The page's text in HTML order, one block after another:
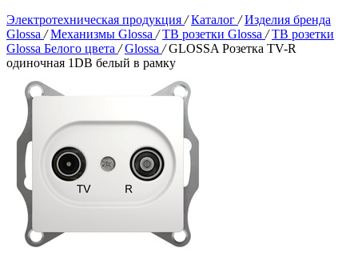
Электротехническая продукция / Каталог / Изделия бренда
Glossa / Механизмы Glossa / ТВ розетки Glossa / ТВ розетки
Glossa Белого цвета / Glossa / GLOSSA Розетка TV-R
одиночная 1DB белый в рамку